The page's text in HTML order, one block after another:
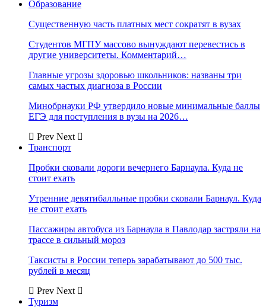
Образование
Существенную часть платных мест сократят в вузах
Студентов МГПУ массово вынуждают перевестись в
другие университеты. Комментарий…
Главные угрозы здоровью школьников: названы три
самых частых диагноза в России
Минобрнауки РФ утвердило новые минимальные баллы
ЕГЭ для поступления в вузы на 2026…
Prev Next
Транспорт
Пробки сковали дороги вечернего Барнаула. Куда не
стоит ехать
Утренние девятибалльные пробки сковали Барнаул. Куда
не стоит ехать
Пассажиры автобуса из Барнаула в Павлодар застряли на
трассе в сильный мороз
Таксисты в России теперь зарабатывают до 500 тыс.
рублей в месяц
Prev Next
Туризм